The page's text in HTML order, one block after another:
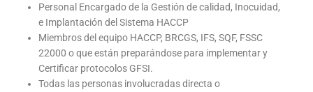
Personal Encargado de la Gestión de calidad, Inocuidad,
e Implantación del Sistema HACCP
Miembros del equipo HACCP, BRCGS, IFS, SQF, FSSC
22000 o que están preparándose para implementar y
Certificar protocolos GFSI.
Todas las personas involucradas directa o